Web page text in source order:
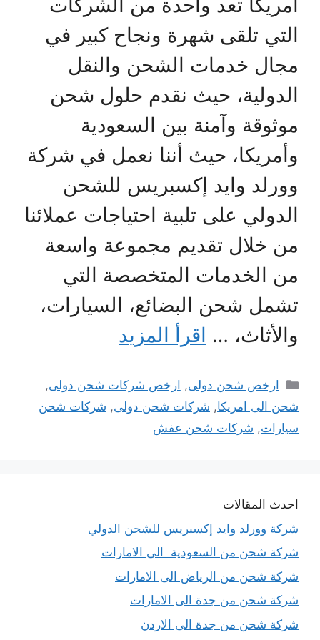
امريكا تعد واحدة من الشركات
التي تلقى شهرة ونجاح كبير في
مجال خدمات الشحن والنقل
الدولية، حيث نقدم حلول شحن
موثوقة وآمنة بين السعودية
وأمريكا، حيث أننا نعمل في شركة
وورلد وايد إكسبريس للشحن
الدولي على تلبية احتياجات عملائنا
من خلال تقديم مجموعة واسعة
من الخدمات المتخصصة التي
تشمل شحن البضائع، السيارات،
والأثاث، … اقرأ المزيد
التصنيفات
ارخص شحن دولى, ارخص شركات شحن دولى,
شحن الى امريكا, شركات شحن دولى, شركات شحن
سيارات, شركات شحن عفش
احدث المقالات
شركة وورلد وايد إكسبريس للشحن الدولي
شركة شحن من السعودية الى الامارات
شركة شحن من الرياض الى الامارات
شركة شحن من جدة الى الامارات
شركة شحن من جدة الى الاردن